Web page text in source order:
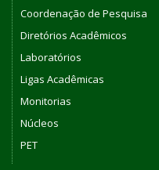
Coordenação de Pesquisa
Diretórios Acadêmicos
Laboratórios
Ligas Acadêmicas
Monitorias
Núcleos
PET